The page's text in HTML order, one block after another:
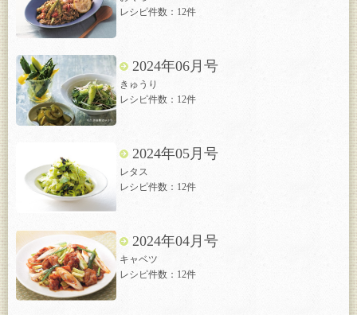
レシピ件数：12件
2024年06月号
きゅうり
レシピ件数：12件
2024年05月号
レタス
レシピ件数：12件
2024年04月号
キャベツ
レシピ件数：12件